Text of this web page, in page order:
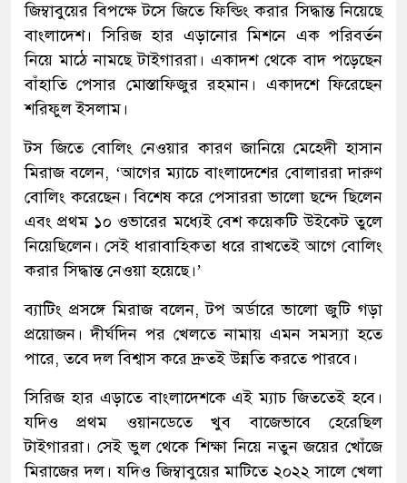
জিম্বাবুয়ের বিপক্ষে টসে জিতে ফিল্ডিং করার সিদ্ধান্ত নিয়েছে
বাংলাদেশ। সিরিজ হার এড়ানোর মিশনে এক পরিবর্তন
নিয়ে মাঠে নামছে টাইগাররা। একাদশ থেকে বাদ পড়েছেন
বাঁহাতি পেসার মোস্তাফিজুর রহমান। একাদশে ফিরেছেন
শরিফুল ইসলাম।
টস জিতে বোলিং নেওয়ার কারণ জানিয়ে মেহেদী হাসান
মিরাজ বলেন, ‘আগের ম্যাচে বাংলাদেশের বোলাররা দারুণ
বোলিং করেছেন। বিশেষ করে পেসাররা ভালো ছন্দে ছিলেন
এবং প্রথম ১০ ওভারের মধ্যেই বেশ কয়েকটি উইকেট তুলে
নিয়েছিলেন। সেই ধারাবাহিকতা ধরে রাখতেই আগে বোলিং
করার সিদ্ধান্ত নেওয়া হয়েছে।’
ব্যাটিং প্রসঙ্গে মিরাজ বলেন, টপ অর্ডারে ভালো জুটি গড়া
প্রয়োজন। দীর্ঘদিন পর খেলতে নামায় এমন সমস্যা হতে
পারে, তবে দল বিশ্বাস করে দ্রুতই উন্নতি করতে পারবে।
সিরিজ হার এড়াতে বাংলাদেশকে এই ম্যাচ জিততেই হবে।
যদিও প্রথম ওয়ানডেতে খুব বাজেভাবে হেরেছিল
টাইগাররা। সেই ভুল থেকে শিক্ষা নিয়ে নতুন জয়ের খোঁজে
মিরাজের দল। যদিও জিম্বাবুয়ের মাটিতে ২০২২ সালে খেলা